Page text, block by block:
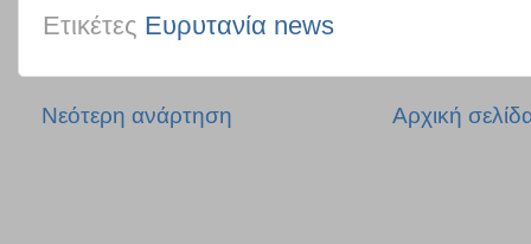
Ετικέτες Ευρυτανία news
Νεότερη ανάρτηση Αρχική